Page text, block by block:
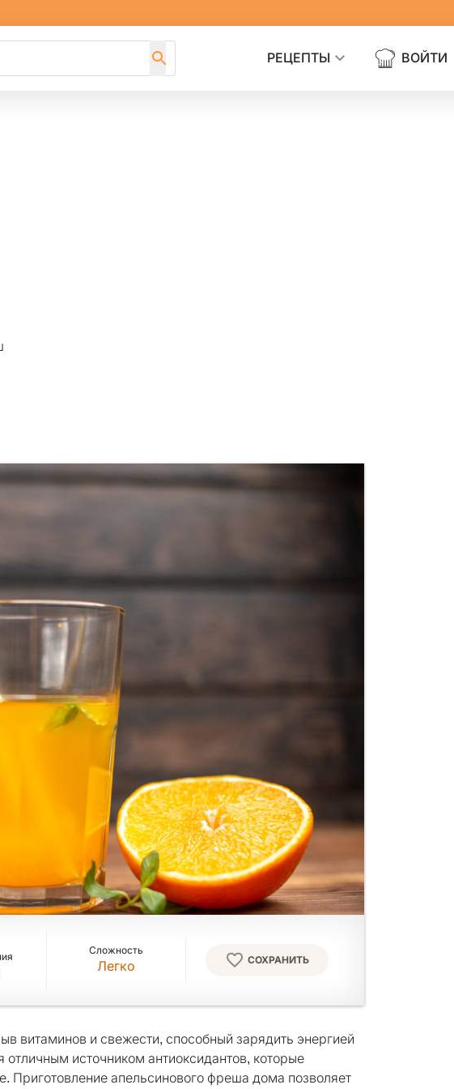
РЕЦЕПТЫ ВОЙТИ
Сложность
Легко СОХРАНИТЬ
витаминов и свежести, способный зарядить энергией
источником антиоксидантов, которые
Приготовление апельсинового фреша дома позволяет